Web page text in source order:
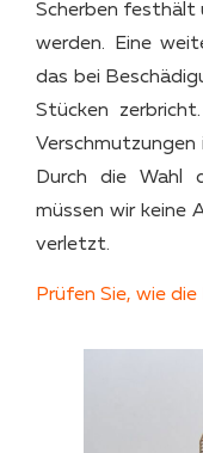
Scherben festhält
werden. Eine
das bei
Stücken
Verschmutzungen
Durch die Wahl
müssen wir keine
verletzt.
Prüfen Sie, wie